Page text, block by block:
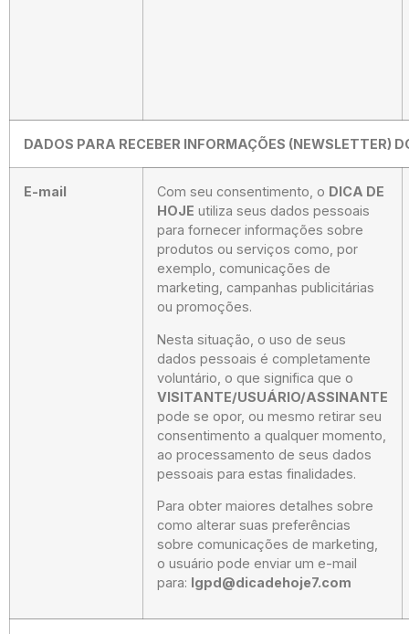
DADOS PARA RECEBER INFORMAÇÕES (NEWSLETTER)
E-mail Com seu consentimento, o DICA DE
HOJE utiliza seus dados pessoais
para fornecer informações sobre
produtos ou serviços como, por
exemplo, comunicações de
marketing, campanhas publicitárias
ou promoções.
Nesta situação, o uso de seus
dados pessoais é completamente
voluntário, o que significa que o
VISITANTE/USUÁRIO/ASSINANTE
pode se opor, ou mesmo retirar seu
consentimento a qualquer momento,
ao processamento de seus dados
pessoais para estas finalidades.
Para obter maiores detalhes sobre
como alterar suas preferências
sobre comunicações de marketing,
o usuário pode enviar um e-mail
para: lgpd@dicadehoje7.com